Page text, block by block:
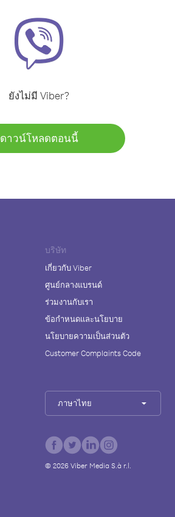
ยังไม่มี Viber?
ดาวน์โหลดตอนนี้
บริษัท
เกี่ยวกับ Viber
ศูนย์กลางแบรนด์
ร่วมงานกับเรา
ข้อกำหนดและนโยบาย
นโยบายความเป็นส่วนตัว
Customer Complaints Code
ภาษาไทย
© 2026Viber Media S.à r.l.